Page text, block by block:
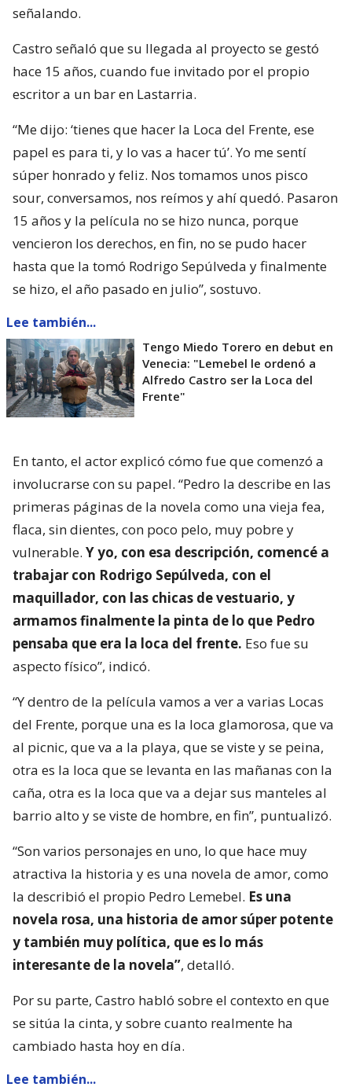
señalando.
Castro señaló que su llegada al proyecto se gestó
hace 15 años, cuando fue invitado por el propio
escritor a un bar en Lastarria.
“Me dijo: ‘tienes que hacer la Loca del Frente, ese
papel es para ti, y lo vas a hacer tú’. Yo me sentí
súper honrado y feliz. Nos tomamos unos pisco
sour, conversamos, nos reímos y ahí quedó. Pasaron
15 años y la película no se hizo nunca, porque
vencieron los derechos, en fin, no se pudo hacer
hasta que la tomó Rodrigo Sepúlveda y finalmente
se hizo, el año pasado en julio”, sostuvo.
Lee también...
Tengo Miedo Torero en debut en
Venecia: "Lemebel le ordenó a
Alfredo Castro ser la Loca del
Frente"
En tanto, el actor explicó cómo fue que comenzó a
involucrarse con su papel. “Pedro la describe en las
primeras páginas de la novela como una vieja fea,
flaca, sin dientes, con poco pelo, muy pobre y
vulnerable. Y yo, con esa descripción, comencé a
trabajar con Rodrigo Sepúlveda, con el
maquillador, con las chicas de vestuario, y
armamos finalmente la pinta de lo que Pedro
pensaba que era la loca del frente. Eso fue su
aspecto físico”, indicó.
“Y dentro de la película vamos a ver a varias Locas
del Frente, porque una es la loca glamorosa, que va
al picnic, que va a la playa, que se viste y se peina,
otra es la loca que se levanta en las mañanas con la
caña, otra es la loca que va a dejar sus manteles al
barrio alto y se viste de hombre, en fin”, puntualizó.
“Son varios personajes en uno, lo que hace muy
atractiva la historia y es una novela de amor, como
la describió el propio Pedro Lemebel. Es una
novela rosa, una historia de amor súper potente
y también muy política, que es lo más
interesante de la novela”, detalló.
Por su parte, Castro habló sobre el contexto en que
se sitúa la cinta, y sobre cuanto realmente ha
cambiado hasta hoy en día.
Lee también...